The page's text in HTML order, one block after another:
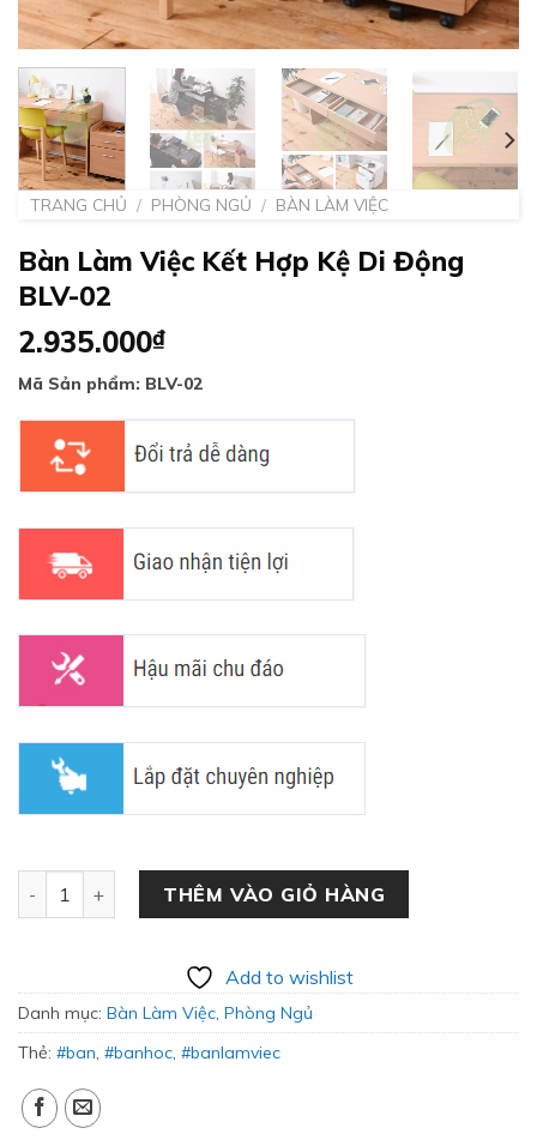
TRANG CHỦ / PHÒNG NGỦ / BÀN LÀM VIỆC
Bàn Làm Việc Kết Hợp Kệ Di Động
BLV-02
2.935.000₫
Mã Sản phẩm: BLV-02
Bàn Làm Việc Kết Hợp Kệ Di Động BLV-02 số lượng
THÊM VÀO GIỎ HÀNG
Add to wishlist
Danh mục: Bàn Làm Việc, Phòng Ngủ
Thẻ: #ban, #banhoc, #banlamviec